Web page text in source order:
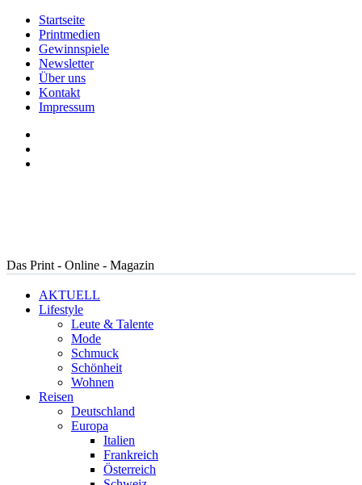
Startseite
Printmedien
Gewinnspiele
Newsletter
Über uns
Kontakt
Impressum
Das Print - Online - Magazin
AKTUELL
Lifestyle
Leute & Talente
Mode
Schmuck
Schönheit
Wohnen
Reisen
Deutschland
Europa
Italien
Frankreich
Österreich